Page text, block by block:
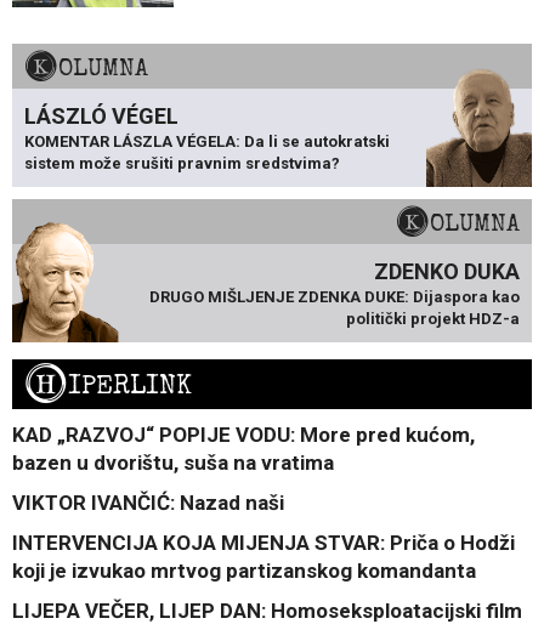
KOLUMNA
LÁSZLÓ VÉGEL
KOMENTAR LÁSZLA VÉGELA: Da li se autokratski
sistem može srušiti pravnim sredstvima?
KOLUMNA
ZDENKO DUKA
DRUGO MIŠLJENJE ZDENKA DUKE: Dijaspora kao
politički projekt HDZ-a
HIPERLINK
KAD „RAZVOJ“ POPIJE VODU: More pred kućom,
bazen u dvorištu, suša na vratima
VIKTOR IVANČIĆ: Nazad naši
INTERVENCIJA KOJA MIJENJA STVAR: Priča o Hodži
koji je izvukao mrtvog partizanskog komandanta
LIJEPA VEČER, LIJEP DAN: Homoseksploatacijski film